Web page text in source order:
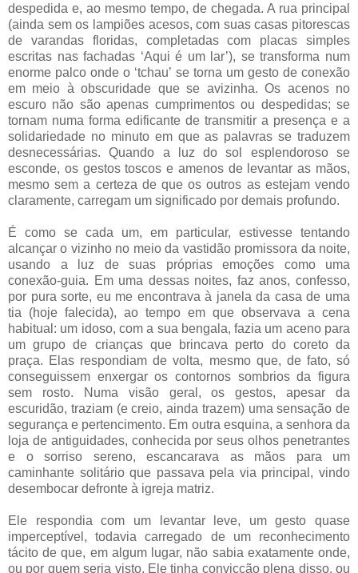
despedida e, ao mesmo tempo, de chegada. A rua principal
(ainda sem os lampiões acesos, com suas casas pitorescas
de varandas floridas, completadas com placas simples
escritas nas fachadas ‘Aqui é um lar’), se transforma num
enorme palco onde o ‘tchau’ se torna um gesto de conexão
em meio à obscuridade que se avizinha. Os acenos no
escuro não são apenas cumprimentos ou despedidas; se
tornam numa forma edificante de transmitir a presença e a
solidariedade no minuto em que as palavras se traduzem
desnecessárias. Quando a luz do sol esplendoroso se
esconde, os gestos toscos e amenos de levantar as mãos,
mesmo sem a certeza de que os outros as estejam vendo
claramente, carregam um significado por demais profundo.
É como se cada um, em particular, estivesse tentando
alcançar o vizinho no meio da vastidão promissora da noite,
usando a luz de suas próprias emoções como uma
conexão-guia. Em uma dessas noites, faz anos, confesso,
por pura sorte, eu me encontrava à janela da casa de uma
tia (hoje falecida), ao tempo em que observava a cena
habitual: um idoso, com a sua bengala, fazia um aceno para
um grupo de crianças que brincava perto do coreto da
praça. Elas respondiam de volta, mesmo que, de fato, só
conseguissem enxergar os contornos sombrios da figura
sem rosto. Numa visão geral, os gestos, apesar da
escuridão, traziam (e creio, ainda trazem) uma sensação de
segurança e pertencimento. Em outra esquina, a senhora da
loja de antiguidades, conhecida por seus olhos penetrantes
e o sorriso sereno, escancarava as mãos para um
caminhante solitário que passava pela via principal, vindo
desembocar defronte à igreja matriz.
Ele respondia com um levantar leve, um gesto quase
imperceptível, todavia carregado de um reconhecimento
tácito de que, em algum lugar, não sabia exatamente onde,
ou por quem seria visto. Ele tinha convicção plena disso, ou